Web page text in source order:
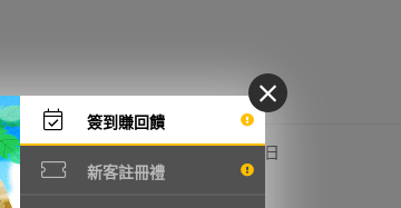
簽到賺回饋
新客註冊禮
- 5 1日